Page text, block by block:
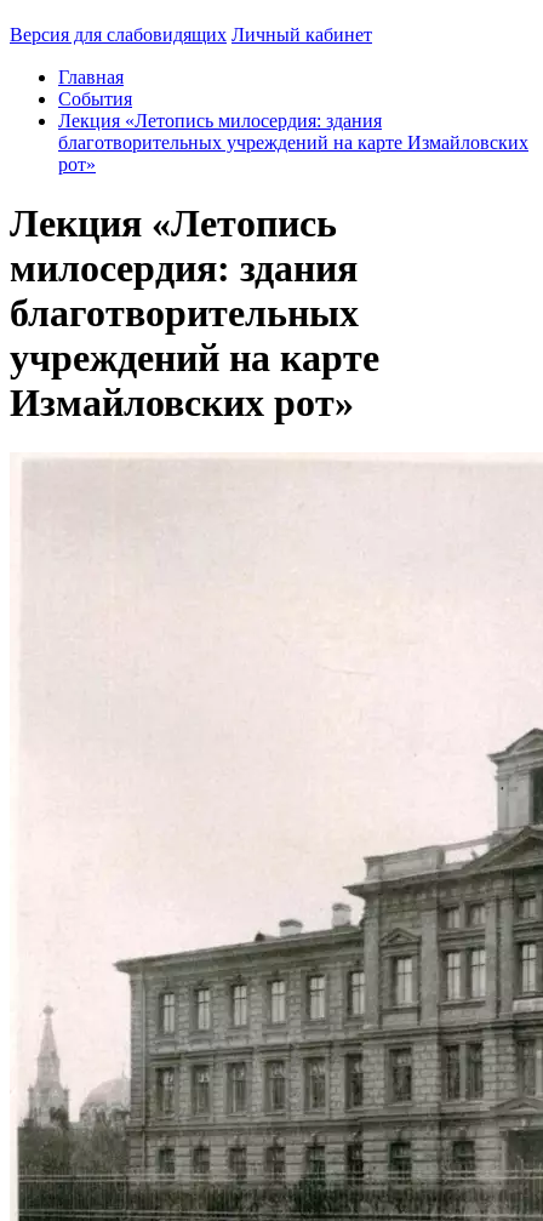
Версия для слабовидящих Личный кабинет
Главная
События
Лекция «Летопись милосердия: здания
благотворительных учреждений на карте Измайловских
рот»
Лекция «Летопись
милосердия: здания
благотворительных
учреждений на карте
Измайловских рот»